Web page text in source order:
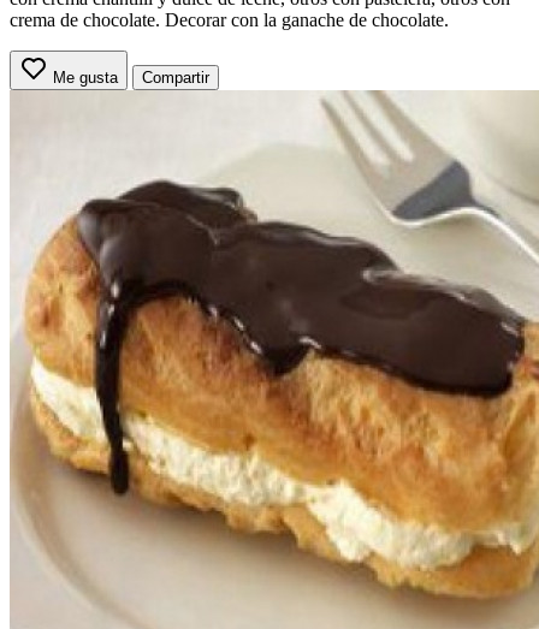
crema de chocolate. Decorar con la ganache de chocolate.
Me gusta Compartir